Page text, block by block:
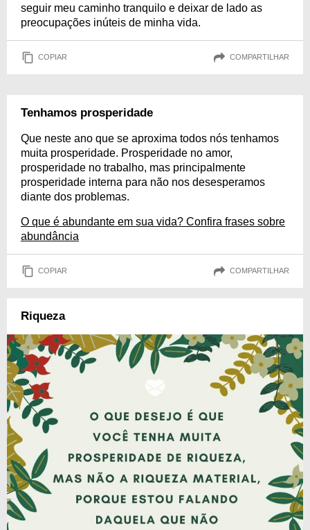
seguir meu caminho tranquilo e deixar de lado as
preocupações inúteis de minha vida.
COPIAR COMPARTILHAR
Tenhamos prosperidade
Que neste ano que se aproxima todos nós tenhamos
muita prosperidade. Prosperidade no amor,
prosperidade no trabalho, mas principalmente
prosperidade interna para não nos desesperamos
diante dos problemas.
O que é abundante em sua vida? Confira frases sobre
abundância
COPIAR COMPARTILHAR
Riqueza